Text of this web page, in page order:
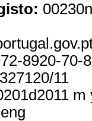
8920-70-8
327120/11
eng